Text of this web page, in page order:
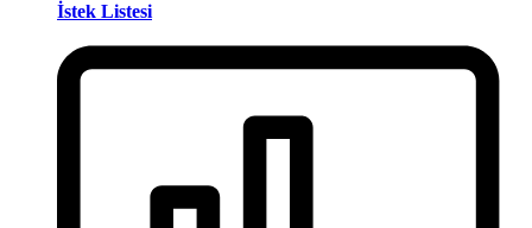
İstek Listesi